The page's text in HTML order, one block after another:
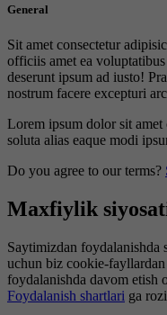
General
Sit amet consectetur
officiis amet ea
deserunt ipsum ad iusto!
nostrum facere excepturi
Lorem ipsum dolor sit
soluta alias eaque modi
Do you agree to our terms?
Maxfiylik
Saytimizdan foydalanishda
uchun biz cookie-
foydalanishda davom etish
Foydalanish shartlari ga